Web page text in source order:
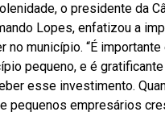
o presidente da
Lopes, enfatizou a
no município. “É
pequeno, e é
esse investimento.
pequenos empresários